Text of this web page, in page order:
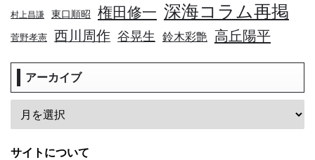
村上昌謙 東口順昭 権田修一 深海コラム再掲
菅野孝憲 西川周作 谷晃生 鈴木彩艶 高丘陽平
アーカイブ
サイトについて